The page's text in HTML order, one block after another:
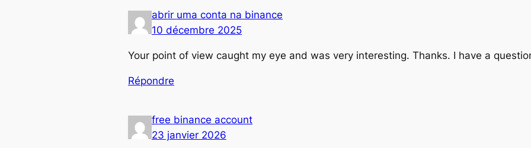
abrir uma conta na binance
10 décembre 2025
Your point of view caught my eye and was very interesting. Thanks. I have a
Répondre
free binance account
23 janvier 2026